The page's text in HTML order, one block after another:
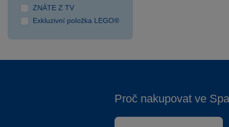
ZNÁTE Z TV
Exkluzivní položka LEGO®
Proč nakupovat ve